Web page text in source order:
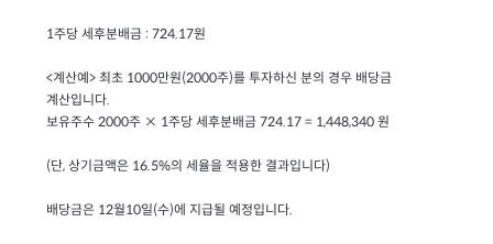
1주당 세후분배금 : 724.17원
<계산예> 최초 1000만원(2000주)를 투자하신 분의 경우 배당금
계산입니다.
보유주수 2000주 × 1주당 세후분배금 724.17 = 1,448,340 원
(단, 상기금액은 16.5%의 세율을 적용한 결과입니다)
배당금은 12월10일(수)에 지급될 예정입니다.